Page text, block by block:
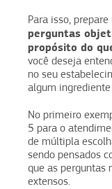
Para isso,
perguntas
propósito do
você deseja
no seu
algum
No primeiro
5 para o
de múltipla
sendo pensados
que as perguntas
extensos.